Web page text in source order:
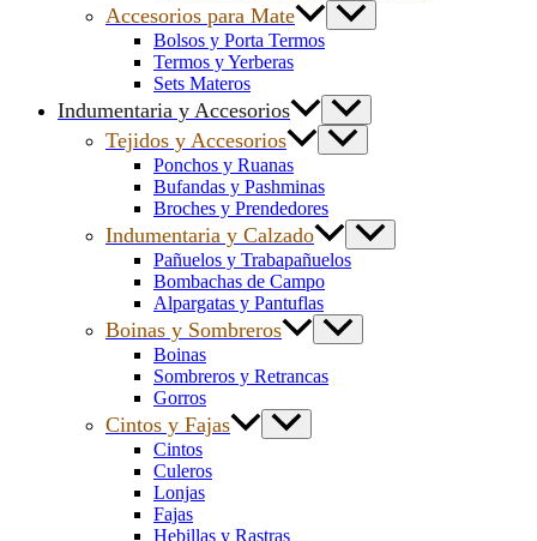
Accesorios para Mate
Bolsos y Porta Termos
Termos y Yerberas
Sets Materos
Indumentaria y Accesorios
Tejidos y Accesorios
Ponchos y Ruanas
Bufandas y Pashminas
Broches y Prendedores
Indumentaria y Calzado
Pañuelos y Trabapañuelos
Bombachas de Campo
Alpargatas y Pantuflas
Boinas y Sombreros
Boinas
Sombreros y Retrancas
Gorros
Cintos y Fajas
Cintos
Culeros
Lonjas
Fajas
Hebillas y Rastras